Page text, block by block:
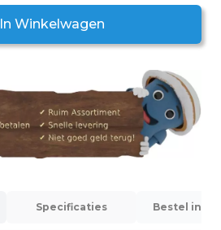
In Winkelwagen
Specificaties Bestel